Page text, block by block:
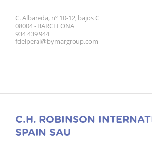
C. Albareda, nº 10-12, bajos C
08004 - BARCELONA
934 439 944
fdelperal@bymargroup.com
C.H. ROBINSON
SPAIN SAU